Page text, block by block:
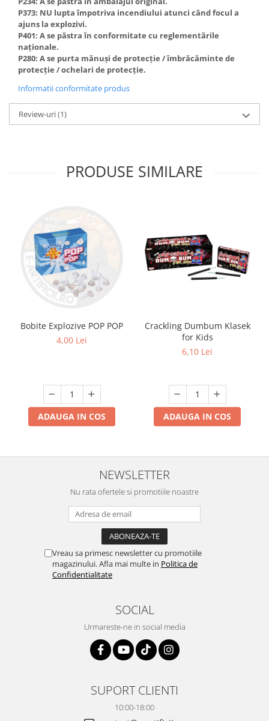
P373: NU lupta împotriva incendiului atunci când focul a
ajuns la explozivi.
P401: A se păstra în conformitate cu reglementările
naționale.
P280: A se purta mănuși de protecție / îmbrăcăminte de
protecție / ochelari de protecție.
Informatii conformitate produs
Review-uri(1)
PRODUSE SIMILARE
Bobite Explozive POP POP
4,00 Lei
ADAUGA IN COS
Crackling Dumbum Klasek
for Kids
6,10 Lei
ADAUGA IN COS
NEWSLETTER
Nu rata ofertele si promotiile noastre
Vreau sa primesc newsletter cu promotiile
magazinului. Afla mai multe in Politica de
Confidentialitate
SOCIAL
Urmareste-ne in social media
SUPORT CLIENTI
10:00-18:00